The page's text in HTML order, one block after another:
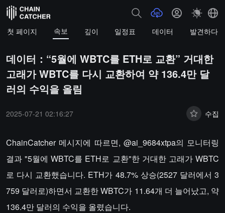
첫 페이지 속보 깊이 일정표 데이터 발견하다
데이터：“5월에 WBTC를 ETH로 교환” 거대한
고래가 WBTC를 다시 교환하여 약 136.4만 달
러의 수익을 올림
2025-07-21 02:16:27 수집
ChainCatcher 메시지에 따르면, @ai_9684xtpa의 모니터링
결과 "5월에 WBTC를 ETH로 교환"한 거대한 고래가 WBTC
로 다시 교환했습니다. ETH가 48.7% 상승(2527 달러에서 3
759 달러로)하면서 교환한 WBTC가 11.64개 더 늘어났고, 약
136.4만 달러의 수익을 올렸습니다.